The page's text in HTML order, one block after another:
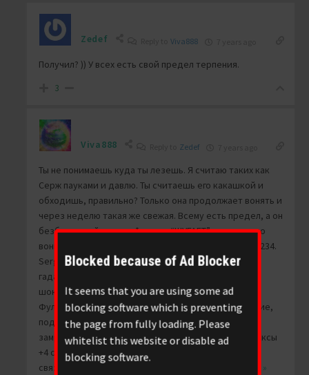
Zedef Viva888
Получил? )) У всех есть свой предел терпения.
3
Viva888 Zedef
Ты не понимаешь куда ты лезешь. Я считаю таких как
Серж пауками и давлю. Ты считаешь его какашкой и
обходишь, правильно? Только она продолжает вонять и
через неделю такая же свежая. Всему есть предел, а он
безбашенный, всех за*ирает, “ШУГАЕТ” оно нас, чмо
вонючее, его цитата, с дружками обсосами Flay и 1234.
Serge: Респект, 1234, тоже их подшугивай .. – этих
гадателей по Фуфлорду и Каламбуру.. любителей
шоколадных сливок для тела ) Ну не читайте тогда
Фулфорда, читайте его бесопророчества злое$^чие,
поджигатель Аль-Аксы дебилоидный,
замракобешенный. “Пророчества” его: взрыв Аль-Аксы
+4 сбитых землетрясения Бывают у меня ошибки,
связанные с неправильным принятием
Read more »
Blocked because of Ad Blocker
It seems that you are using some ad
blocking software which is preventing
the page from fully loading. Please
whitelist this website or disable ad
blocking software.